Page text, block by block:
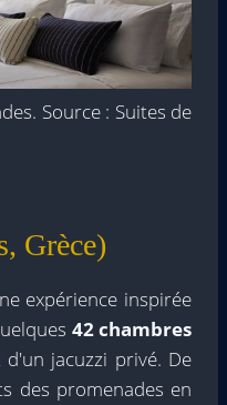
Source : Suites de
Grèce)
expérience inspirée
42 chambres
jacuzzi privé. De
des promenades en